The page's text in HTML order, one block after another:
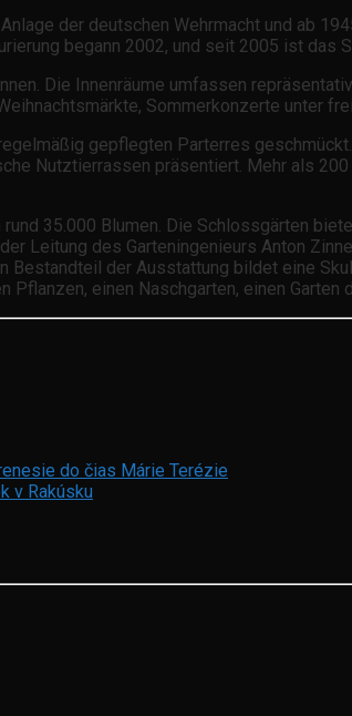
der deutschen Wehrmacht und ab
begann 2002, und seit 2005 ist
Die Innenräume umfassen
Sommerkonzerte unter
gepflegten Parterres
Nutztierrassen präsentiert. Mehr als
rund 35.000 Blumen. Die Schlossgärten
Leitung des Garteningenieurs Anton
Bestandteil der Ausstattung bildet eine
Pflanzen, einen Naschgarten, einen
do čias Márie Terézie
v Rakúsku